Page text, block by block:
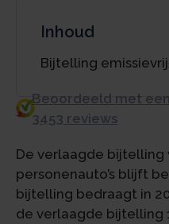
Inhoud
Bijtelling
Beoordeeld met
3453 reviews
De verlaagde bijtelling
personenauto’s blijft
bijtelling bedraagt in
de verlaagde bijtelling